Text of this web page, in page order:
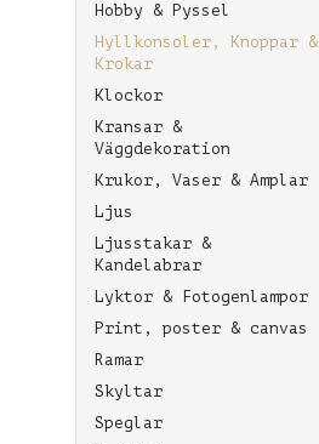
Hobby & Pyssel
Hyllkonsoler, Knoppar &
Krokar
Klockor
Kransar &
Väggdekoration
Krukor, Vaser & Amplar
Ljus
Ljusstakar &
Kandelabrar
Lyktor & Fotogenlampor
Print, poster & canvas
Ramar
Skyltar
Speglar